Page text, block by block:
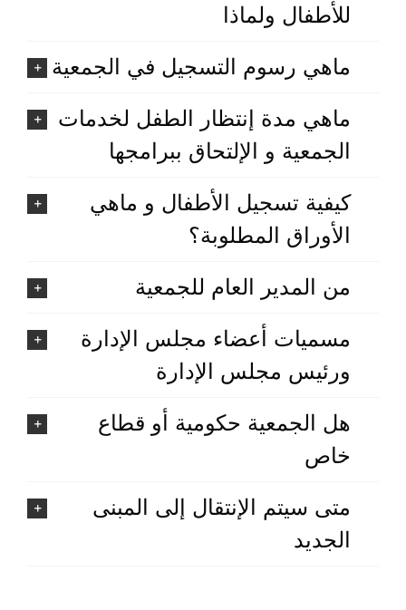
للأطفال ولماذا
ماهي رسوم التسجيل في الجمعية
ماهي مدة إنتظار الطفل لخدمات
الجمعية و الإلتحاق ببرامجها
كيفية تسجيل الأطفال و ماهي
الأوراق المطلوبة؟
من المدير العام للجمعية
مسميات أعضاء مجلس الإدارة
ورئيس مجلس الإدارة
هل الجمعية حكومية أو قطاع
خاص
متى سيتم الإنتقال إلى المبنى
الجديد